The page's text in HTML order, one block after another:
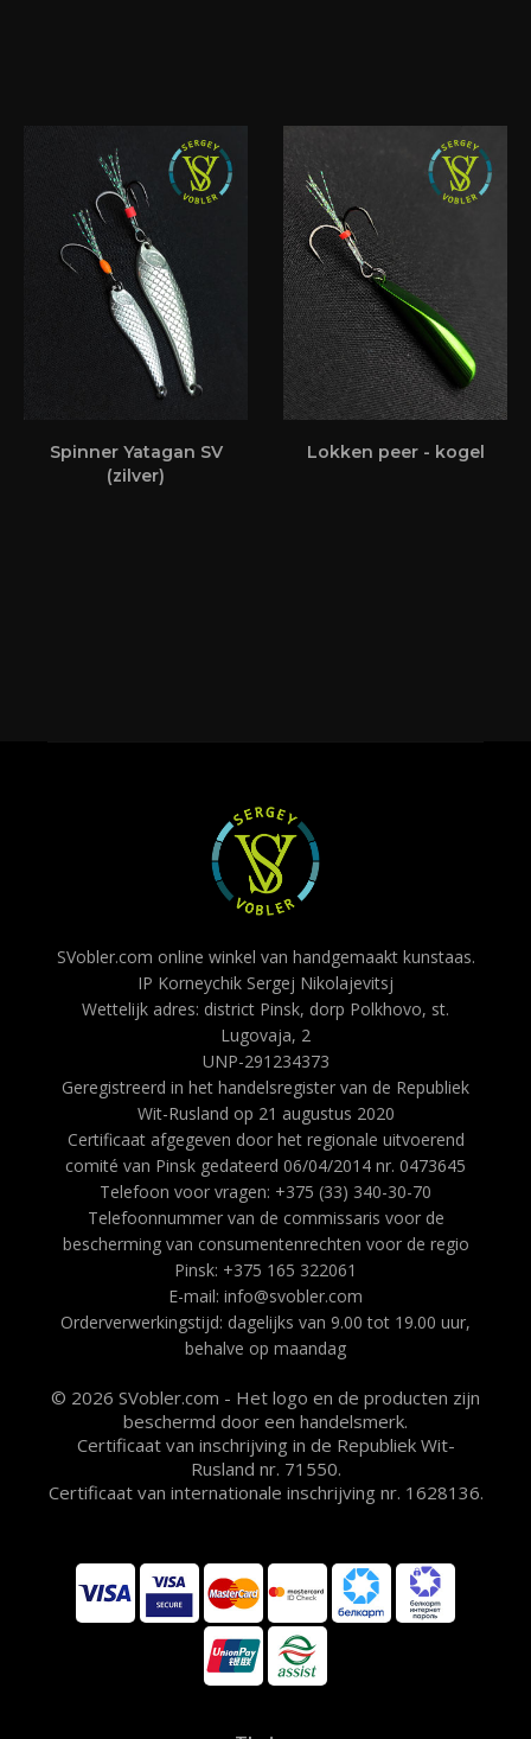
Spinner Yatagan SV
(zilver)
Lokken peer - kogel
SVobler.com online winkel van handgemaakt kunstaas.
IP Korneychik Sergej Nikolajevitsj
Wettelijk adres: district Pinsk, dorp Polkhovo, st.
Lugovaja, 2
UNP-291234373
Geregistreerd in het handelsregister van de Republiek
Wit-Rusland op 21 augustus 2020
Certificaat afgegeven door het regionale uitvoerend
comité van Pinsk gedateerd 06/04/2014 nr. 0473645
Telefoon voor vragen: +375 (33) 340-30-70
Telefoonnummer van de commissaris voor de
bescherming van consumentenrechten voor de regio
Pinsk: +375 165 322061
E-mail: info@svobler.com
Orderverwerkingstijd: dagelijks van 9.00 tot 19.00 uur,
behalve op maandag
© 2026 SVobler.com - Het logo en de producten zijn
beschermd door een handelsmerk.
Certificaat van inschrijving in de Republiek Wit-
Rusland nr. 71550.
Certificaat van internationale inschrijving nr. 1628136.